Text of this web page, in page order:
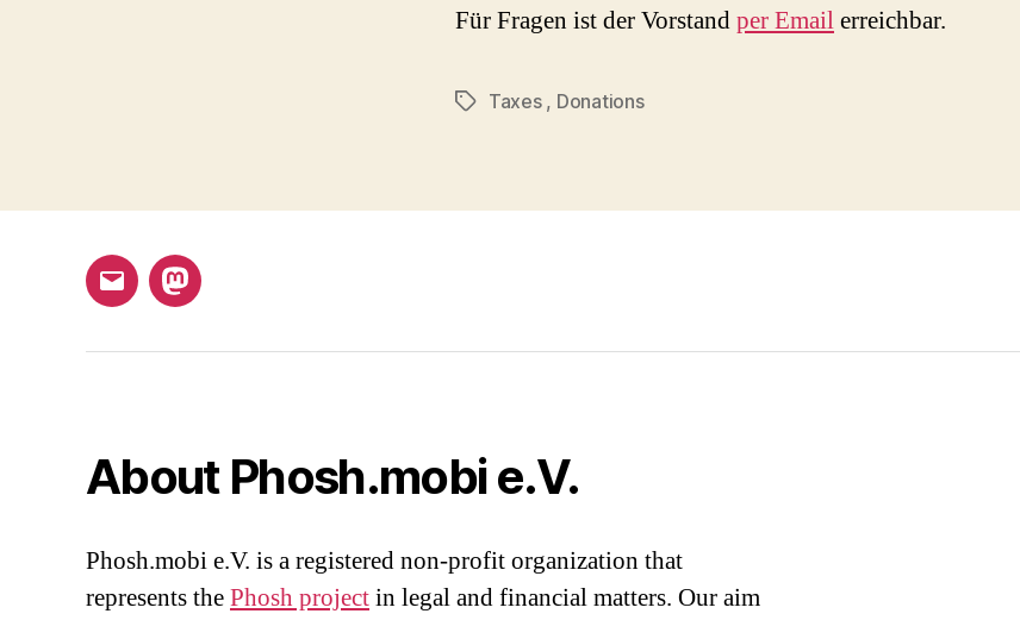
Für Fragen ist der Vorstandper Emailerreichbar.
TagsTaxes, Donations
Email Mastodon
About Phosh.mobi e.V.
Phosh.mobi e.V. is a registered non-profit organization that
represents thePhosh projectin legal and financial matters. Our aim